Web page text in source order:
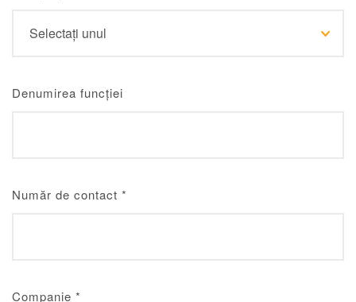
Denumirea funcției
Număr de contact *
Companie *